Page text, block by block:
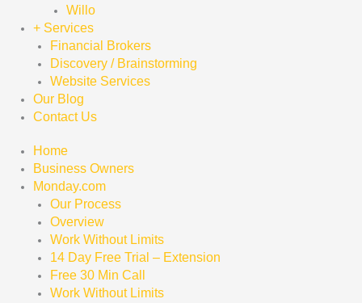
Willo
+ Services
Financial Brokers
Discovery / Brainstorming
Website Services
Our Blog
Contact Us
Home
Business Owners
Monday.com
Our Process
Overview
Work Without Limits
14 Day Free Trial – Extension
Free 30 Min Call
Work Without Limits